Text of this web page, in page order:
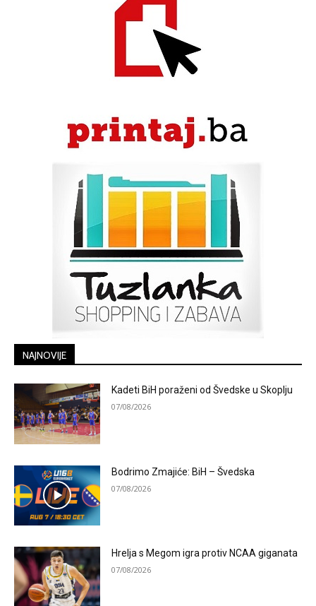
NAJNOVIJE
Kadeti BiH poraženi od Švedske u Skoplju
07/08/2026
Bodrimo Zmajiće: BiH – Švedska
07/08/2026
Hrelja s Megom igra protiv NCAA giganata
07/08/2026